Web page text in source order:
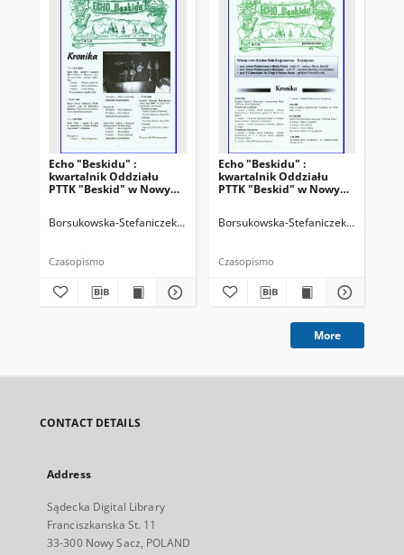
Echo "Beskidu" :
kwartalnik Oddziału
PTTK "Beskid" w Nowym
Borsukowska-Stefaniczek, Małgorzata. Redaktor Sobczyk, Adam.
Czasopismo
Echo "Beskidu" :
kwartalnik Oddziału
PTTK "Beskid" w Nowym
Borsukowska-Stefaniczek,
Czasopismo
More
CONTACT DETAILS
Address
Sądecka Digital Library
Franciszkanska St. 11
33-300 Nowy Sacz, POLAND